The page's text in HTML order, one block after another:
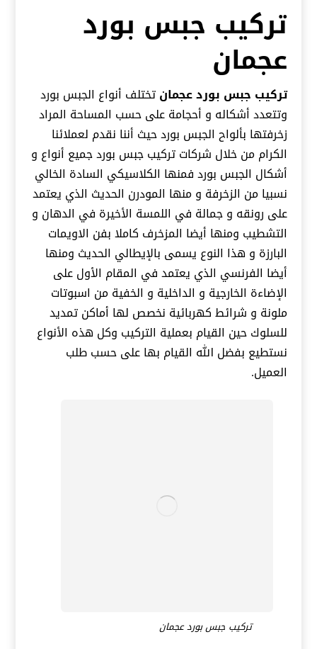
تركيب جبس بورد
عجمان
تركيب جبس بورد عجمانتختلف أنواع الجبس بورد
وتتعدد أشكاله و أحجامة على حسب المساحة المراد
زخرفتها بألواح الجبس بورد حيث أننا نقدم لعملائنا
الكرام من خلال شركات تركيب جبس بورد جميع أنواع و
أشكال الجبس بورد فمنها الكلاسيكي السادة الخالي
نسبيا من الزخرفة و منها المودرن الحديث الذي يعتمد
على رونقه و جمالة في اللمسة الأخيرة في الدهان و
التشطيب ومنها أيضا المزخرف كاملا بفن الاويمات
البارزة و هذا النوع يسمى بالإيطالي الحديث ومنها
أيضا الفرنسي الذي يعتمد في المقام الأول على
الإضاءة الخارجية و الداخلية و الخفية من اسبوتات
ملونة و شرائط كهربائية نخصص لها أماكن تمديد
للسلوك حين القيام بعملية التركيب وكل هذه الأنواع
نستطيع بفضل الله القيام بها على حسب طلب
العميل.
تركيب جبس بورد عجمان